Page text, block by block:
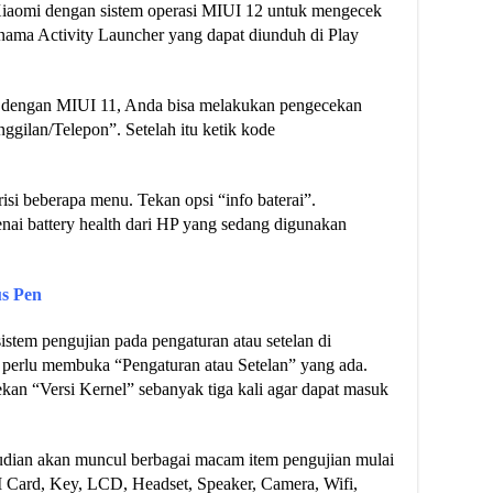
dengan sistem operasi MIUI 12 untuk mengecek
Activity Launcher yang dapat diunduh di Play
MIUI 11, Anda bisa melakukan pengecekan
Telepon”. Setelah itu ketik kode
beberapa menu. Tekan opsi “info baterai”.
battery health dari HP yang sedang digunakan
Pen
pengujian pada pengaturan atau setelan di
membuka “Pengaturan atau Setelan” yang ada.
“Versi Kernel” sebanyak tiga kali agar dapat masuk
akan muncul berbagai macam item pengujian mulai
Key, LCD, Headset, Speaker, Camera, Wifi,